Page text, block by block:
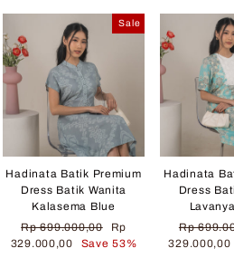
Sale
Hadinata Batik Premium
Dress Batik Wanita
Kalasema Blue
Regular
price
Rp 699.000,00
Sale
price
Rp
329.000,00
Save 53%
Hadinata
Dress
Regular
price
Rp
329.000,00